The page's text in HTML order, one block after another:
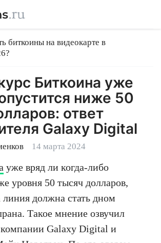
биткоины на видеокарте в
Биткоина уже
ниже 50
ответ
Galaxy Digital
14 марта 2024
уже вряд ли когда-либо
уровня 50 тысяч долларов,
линия должна стать дном
Такое мнение озвучил
компании Galaxy Digital и